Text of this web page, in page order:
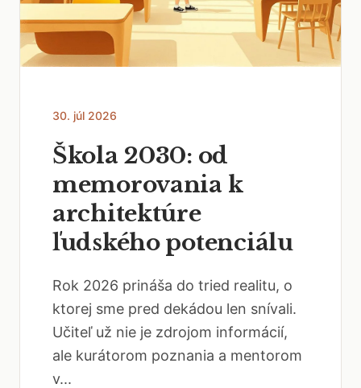
30. júl 2026
Škola 2030: od
memorovania k
architektúre
ľudského potenciálu
Rok 2026 prináša do tried realitu, o
ktorej sme pred dekádou len snívali.
Učiteľ už nie je zdrojom informácií,
ale kurátorom poznania a mentorom
v...